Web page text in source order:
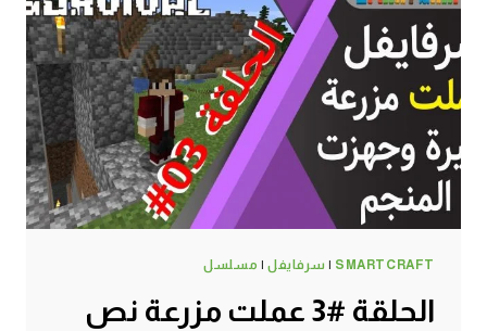
المنجم
سرفايفل
ماين
كرافت
#SMARTCRAFT
SMARTCRAFT
| سرفايفل| مسلسل
الحلقة #3 عملت مزرعة نص